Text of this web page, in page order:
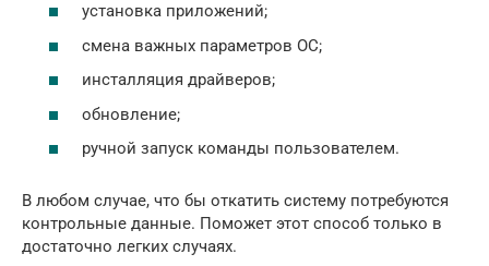
установка приложений;
смена важных параметров ОС;
инсталляция драйверов;
обновление;
ручной запуск команды пользователем.
В любом случае, что бы откатить систему потребуются
контрольные данные. Поможет этот способ только в
достаточно легких случаях.